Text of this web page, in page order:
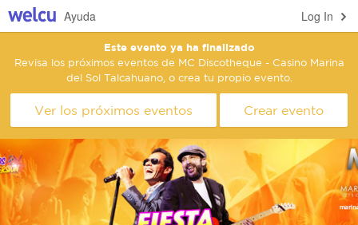
Log In
Ayuda
Este evento ya ha finalizado
Revisa los próximos eventos de MC Discotheque - Casino Marina
del Sol Talcahuano, o crea tu propio evento.
Ver los próximos eventos Crear evento